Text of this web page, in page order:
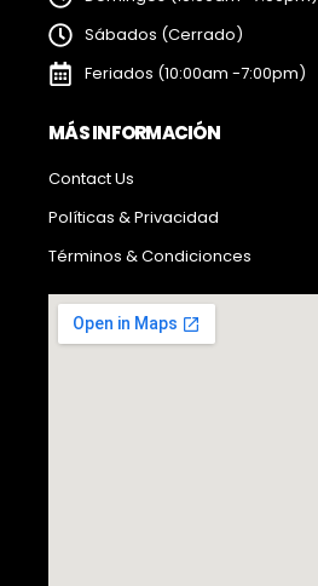
Sábados (Cerrado)
Feriados (10:00am -7:00pm)
MÁS INFORMACIÓN
Contact Us
Políticas & Privacidad
Términos & Condicionces